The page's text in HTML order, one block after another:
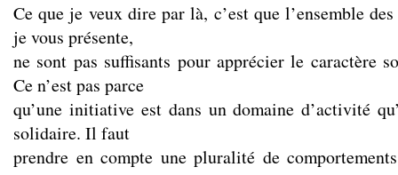
Ce que je veux dire par là, c’est que l’ensemble
je vous présente,
ne sont pas suffisants pour apprécier le caractère
Ce n’est pas parce
qu’une initiative est dans un domaine d’activité
solidaire. Il faut
prendre en compte une pluralité de